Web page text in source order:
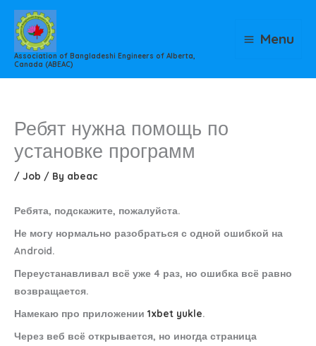
Skip
content
Association of Bangladeshi Engineers of Alberta,
Canada (ABEAC)
Menu
Ребят нужна помощь по
установке программ
/ Job / By abeac
Ребята, подскажите, пожалуйста.
Не могу нормально разобраться с одной ошибкой на
Android.
Переустанавливал всё уже 4 раз, но ошибка всё равно
возвращается.
Намекаю про приложении 1xbet yukle.
Через веб всё открывается, но иногда страница